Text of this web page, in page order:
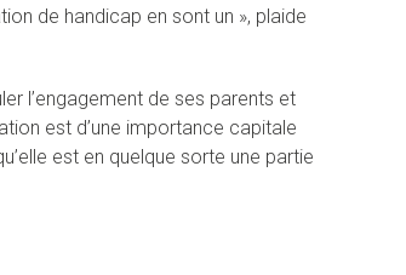
de handicap en sont un », plaide
l’engagement de ses parents et
est d’une importance capitale
est en quelque sorte une partie